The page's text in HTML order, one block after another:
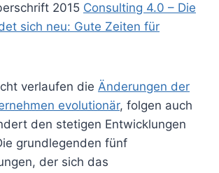
2015 Consulting 4.0 – Die
sich neu: Gute Zeiten für
verlaufen die Änderungen der
evolutionär, folgen auch
den stetigen Entwicklungen
grundlegenden fünf
der sich das